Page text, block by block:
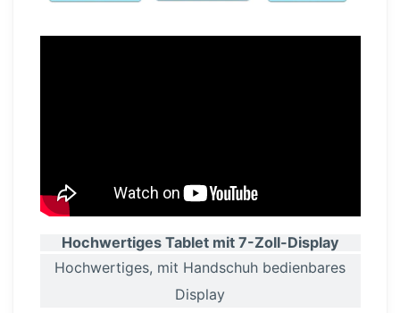
Hochwer­tiges Tablet mit 7-Zoll-Display
Hochwer­tiges, mit Handschuh ­be­dien­bares
Display